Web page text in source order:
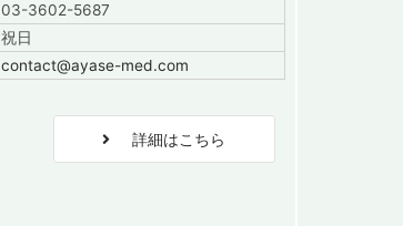
03-3602-5687
祝日
contact@ayase-med.com
詳細はこちら